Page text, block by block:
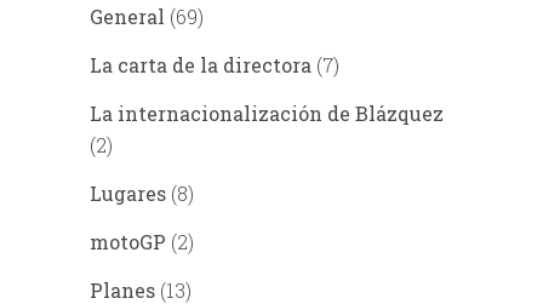
General (69)
La carta de la directora (7)
La internacionalización de Blázquez
(2)
Lugares (8)
motoGP (2)
Planes (13)